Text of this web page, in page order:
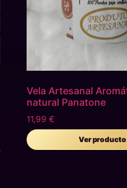
Vela Artesanal
natural Panatone
11,99 €
Ver producto